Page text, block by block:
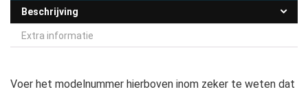
Beschrijving
Extra informatie
Voer het modelnummer hierboven inom zeker te weten dat